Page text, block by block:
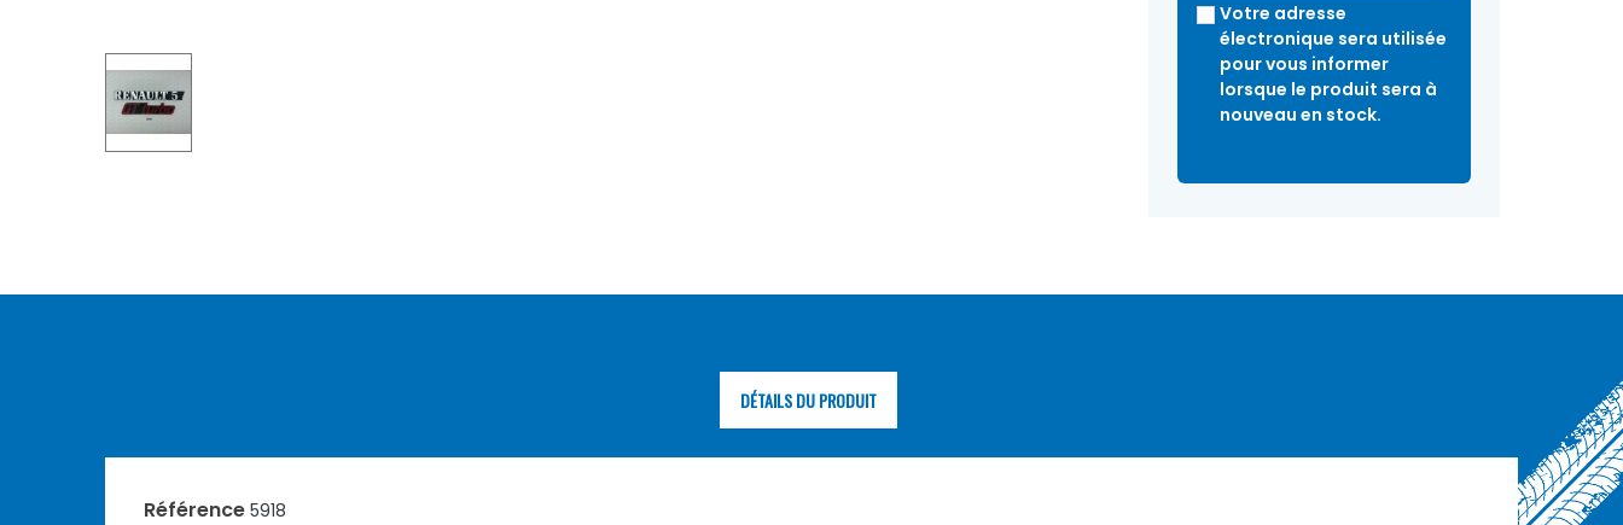
Votre adresse
électronique sera utilisée
pour vous informer
lorsque le produit sera à
nouveau en stock.
DÉTAILS DU PRODUIT
Référence 5918